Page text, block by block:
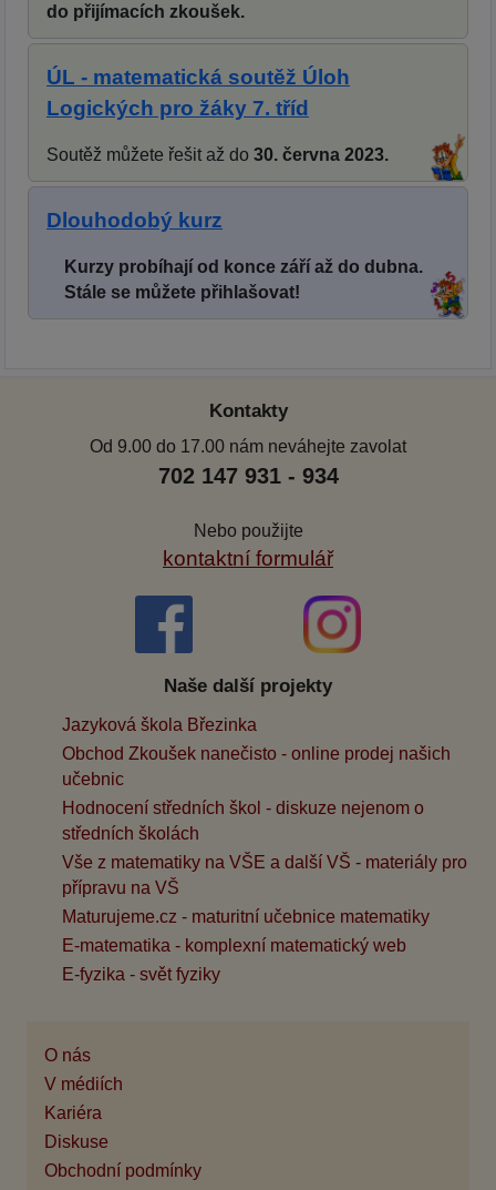
do přijímacích zkoušek.
ÚL - matematická soutěž Úloh
Logických pro žáky 7. tříd
Soutěž můžete řešit až do 30. června 2023.
Dlouhodobý kurz
Kurzy probíhají od konce září až do dubna.
Stále se můžete přihlašovat!
Kontakty
Od 9.00 do 17.00 nám neváhejte zavolat
702 147 931 - 934
Nebo použijte
kontaktní formulář
Naše další projekty
Jazyková škola Březinka
Obchod Zkoušek nanečisto - online prodej našich
učebnic
Hodnocení středních škol - diskuze nejenom o
středních školách
Vše z matematiky na VŠE a další VŠ - materiály pro
přípravu na VŠ
Maturujeme.cz - maturitní učebnice matematiky
E-matematika - komplexní matematický web
E-fyzika - svět fyziky
O nás
V médiích
Kariéra
Diskuse
Obchodní podmínky